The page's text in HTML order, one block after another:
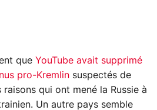
que YouTube avait supprimé
pro-Kremlin suspectés de
qui ont mené la Russie à
Un autre pays semble